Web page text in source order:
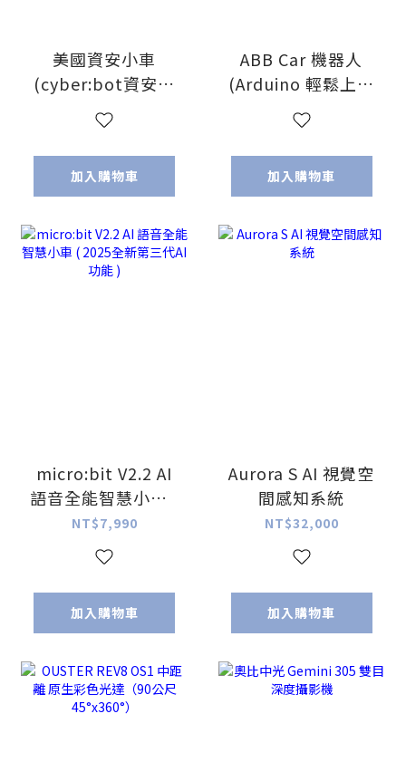
美國資安小車
(cyber:bot資安機
器人)
加入購物車
ABB Car 機器人
(Arduino 輕鬆上手
智慧機器人)
加入購物車
micro:bit V2.2 AI
語音全能智慧小車 (
2025全新第三代AI
功能 )
NT$7,990
加入購物車
Aurora S AI 視覺空
間感知系統
NT$32,000
加入購物車